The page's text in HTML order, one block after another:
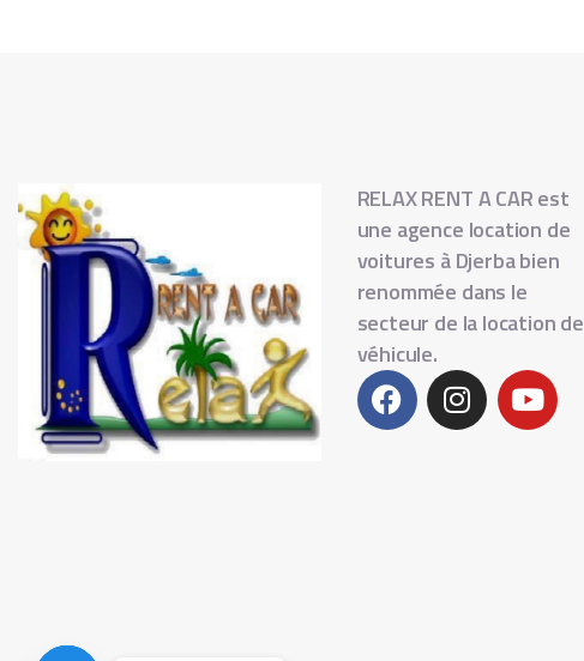
RELAX RENT A CAR est
une agence location de
voitures à Djerba bien
renommée dans le
secteur de la location de
véhicule.